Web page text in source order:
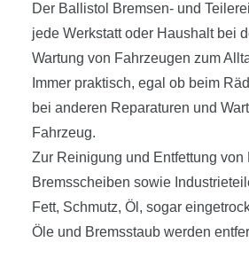
Der Ballistol Bremsen- und
jede Werkstatt oder Haushalt bei
Wartung von Fahrzeugen zum
Immer praktisch, egal ob beim
bei anderen Reparaturen und
Fahrzeug.
Zur Reinigung und Entfettung von
Bremsscheiben sowie
Fett, Schmutz, Öl, sogar
Öle und Bremsstaub werden